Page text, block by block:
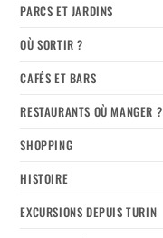
PARCS ET JARDINS
OÙ SORTIR ?
CAFÉS ET BARS
RESTAURANTS OÙ MANGER ?
SHOPPING
HISTOIRE
EXCURSIONS DEPUIS TURIN